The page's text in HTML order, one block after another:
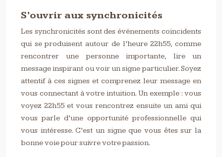
S’ouvrir aux synchronicités
Les synchronicités sont des événements coïncidents
qui se produisent autour de l’heure 22h55, comme
rencontrer une personne importante, lire un
message inspirant ou voir un signe particulier. Soyez
attentif à ces signes et comprenez leur message en
vous connectant à votre intuition. Un exemple : vous
voyez 22h55 et vous rencontrez ensuite un ami qui
vous parle d’une opportunité professionnelle qui
vous intéresse. C’est un signe que vous êtes sur la
bonne voie pour suivre votre passion.